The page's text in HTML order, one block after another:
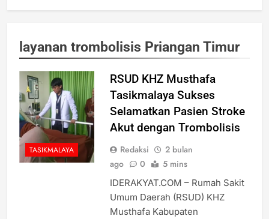
layanan trombolisis Priangan Timur
TASIKMALAYA
RSUD KHZ Musthafa
Tasikmalaya Sukses
Selamatkan Pasien Stroke
Akut dengan Trombolisis
Redaksi
2 bulan
ago
0 5 mins
IDERAKYAT.COM – Rumah Sakit
Umum Daerah (RSUD) KHZ
Musthafa Kabupaten